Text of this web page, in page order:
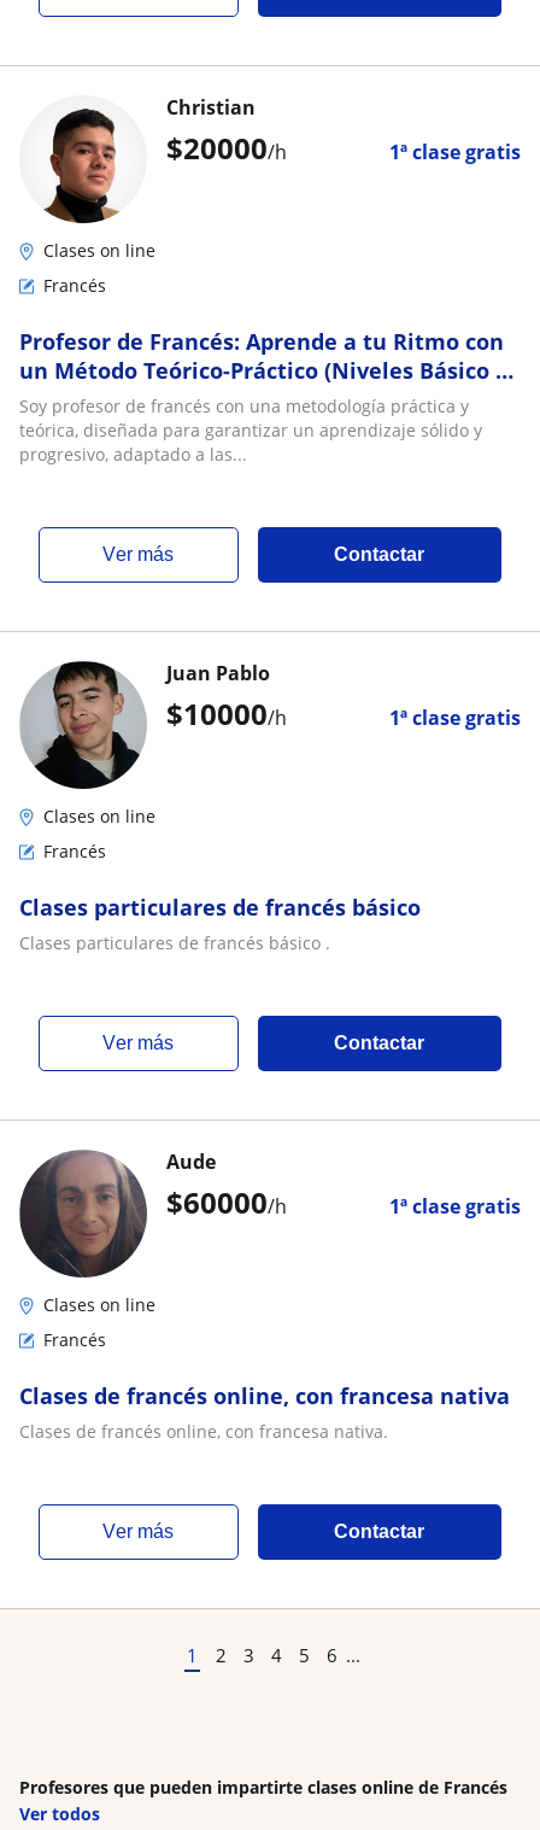
$20000/h 1ª clase gratis
Christian
Clases on line
Francés
Profesor de Francés: Aprende a tu Ritmo con
un Método Teórico-Práctico (Niveles Básico e
Intermedio)
Soy profesor de francés con una metodología práctica y
teórica, diseñada para garantizar un aprendizaje sólido y
progresivo, adaptado a las...
ver más Contactar
$10000/h 1ª clase gratis
Juan Pablo
Clases on line
Francés
Clases particulares de francés básico
Clases particulares de francés básico .
ver más Contactar
$60000/h 1ª clase gratis
Aude
Clases on line
Francés
Clases de francés online, con francesa nativa
Clases de francés online, con francesa nativa.
ver más Contactar
1 2 3 4 5 6 ...
Profesores que pueden impartirte clases online de Francés
Ver todos